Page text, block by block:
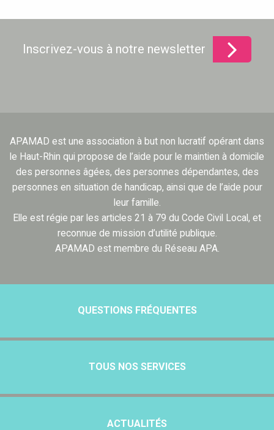
Inscrivez-vous à notre newsletter
APAMAD est une association à but non lucratif opérant dans
le Haut-Rhin qui propose de l’aide pour le maintien à domicile
des personnes âgées, des personnes dépendantes, des
personnes en situation de handicap, ainsi que de l’aide pour
leur famille.
Elle est régie par les articles 21 à 79 du Code Civil Local, et
reconnue de mission d’utilité publique.
APAMAD est membre du Réseau APA.
QUESTIONS FRÉQUENTES
TOUS NOS SERVICES
ACTUALITÉS